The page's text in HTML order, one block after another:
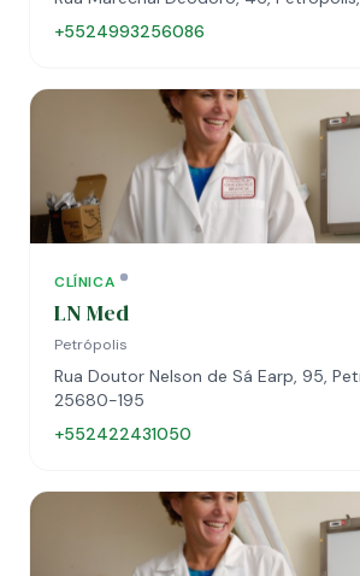
+5524993256086
CLÍNICA
LN Med
Petrópolis
Rua Doutor Nelson de Sá Earp, 95,
25680-195
+552422431050